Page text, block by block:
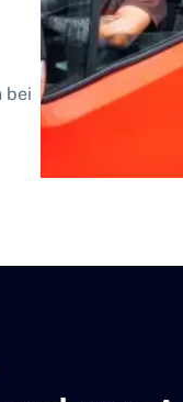
bei